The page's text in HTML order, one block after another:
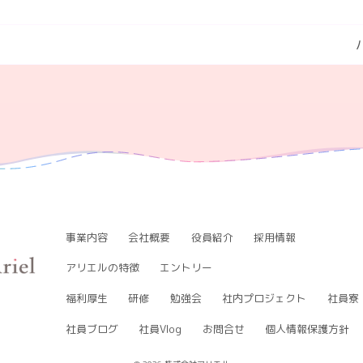
事業内容 会社概要 役員紹介 採用情報
アリエルの特徴 エントリー
福利厚生 研修 勉強会 社内プロジェクト 社員寮
社員ブログ 社員Vlog お問合せ 個人情報保護方針